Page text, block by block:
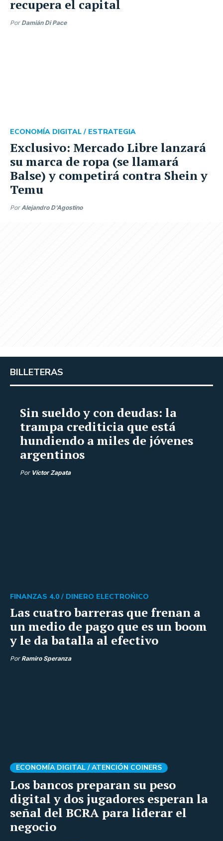
recupera el capital
Por Damián Di Pace
Exclusivo: Mercado Libre lanzará
su marca de ropa (se llamará
Balse) y competirá contra Shein y
Temu
ECONOMÍA DIGITAL / ESTRATEGIA
PorAlejandro D'Agostino
BILLETERAS
Sin sueldo y con deudas: la
trampa crediticia que está
hundiendo a miles de jóvenes
argentinos
Por Víctor Zapata
Las cuatro barreras que frenan a
un medio de pago que es un boom
y le da batalla al efectivo
FINANZAS 4.0 / DINERO ELECTROŃICO
Por Ramiro Speranza
Los bancos preparan su peso
digital y dos jugadores esperan la
señal del BCRA para liderar el
negocio
ECONOMÍA DIGITAL /ATENCIÓN COINERS